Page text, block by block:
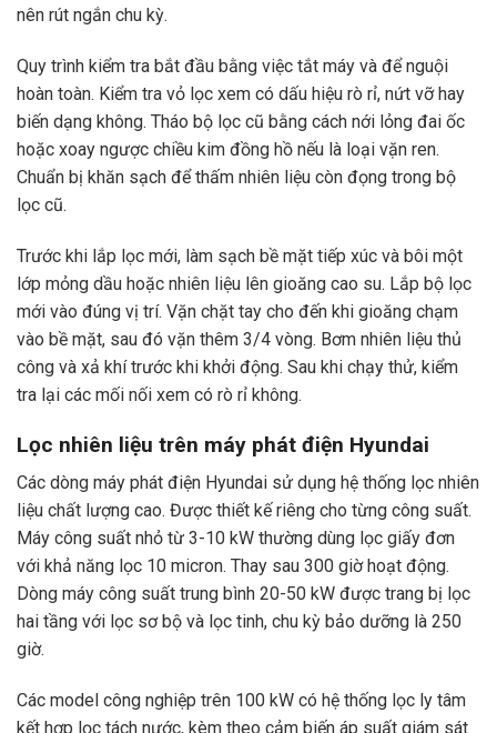
nên rút ngắn chu kỳ.
Quy trình kiểm tra bắt đầu bằng việc tắt máy và để nguội
hoàn toàn. Kiểm tra vỏ lọc xem có dấu hiệu rò rỉ, nứt vỡ hay
biến dạng không. Tháo bộ lọc cũ bằng cách nới lỏng đai ốc
hoặc xoay ngược chiều kim đồng hồ nếu là loại vặn ren.
Chuẩn bị khăn sạch để thấm nhiên liệu còn đọng trong bộ
lọc cũ.
Trước khi lắp lọc mới, làm sạch bề mặt tiếp xúc và bôi một
lớp mỏng dầu hoặc nhiên liệu lên gioăng cao su. Lắp bộ lọc
mới vào đúng vị trí. Vặn chặt tay cho đến khi gioăng chạm
vào bề mặt, sau đó vặn thêm 3/4 vòng. Bơm nhiên liệu thủ
công và xả khí trước khi khởi động. Sau khi chạy thử, kiểm
tra lại các mối nối xem có rò rỉ không.
Lọc nhiên liệu trên máy phát điện Hyundai
Các dòng máy phát điện Hyundai sử dụng hệ thống lọc nhiên
liệu chất lượng cao. Được thiết kế riêng cho từng công suất.
Máy công suất nhỏ từ 3-10 kW thường dùng lọc giấy đơn
với khả năng lọc 10 micron. Thay sau 300 giờ hoạt động.
Dòng máy công suất trung bình 20-50 kW được trang bị lọc
hai tầng với lọc sơ bộ và lọc tinh, chu kỳ bảo dưỡng là 250
giờ.
Các model công nghiệp trên 100 kW có hệ thống lọc ly tâm
kết hợp lọc tách nước, kèm theo cảm biến áp suất giám sát